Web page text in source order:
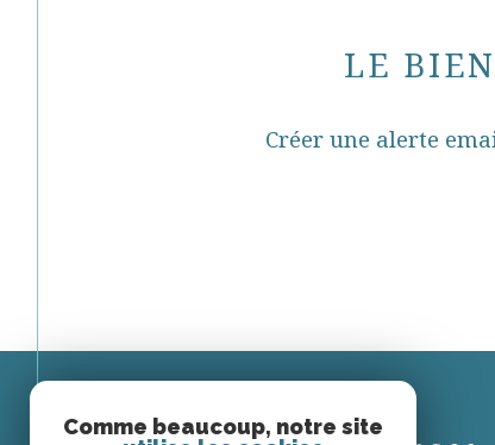
LE
Créer une alerte
Comme beaucoup, notre site